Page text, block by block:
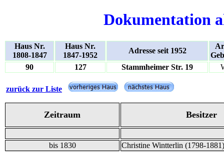
Dokumentation
Haus Nr.
1808-1847
Haus Nr.
1847-1952
Adresse seit 1952
90
127 Stammheimer Str. 19
zurück zur Liste
Zeitraum Besitzer
bis 1830
Christine Wintterlin (1798-1881)